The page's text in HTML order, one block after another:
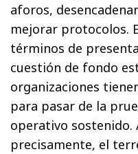
aforos,
mejorar protocolos.
términos de
cuestión de fondo
organizaciones
para pasar de la
operativo sostenido.
precisamente, el